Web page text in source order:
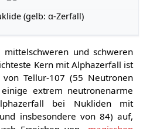
(gelb: α-Zerfall)
und schweren
Kern mit Alphazerfall ist
Tellur-107 (55 Neutronen
extrem neutronenarme
bei Nukliden mit
insbesondere von 84) auf,